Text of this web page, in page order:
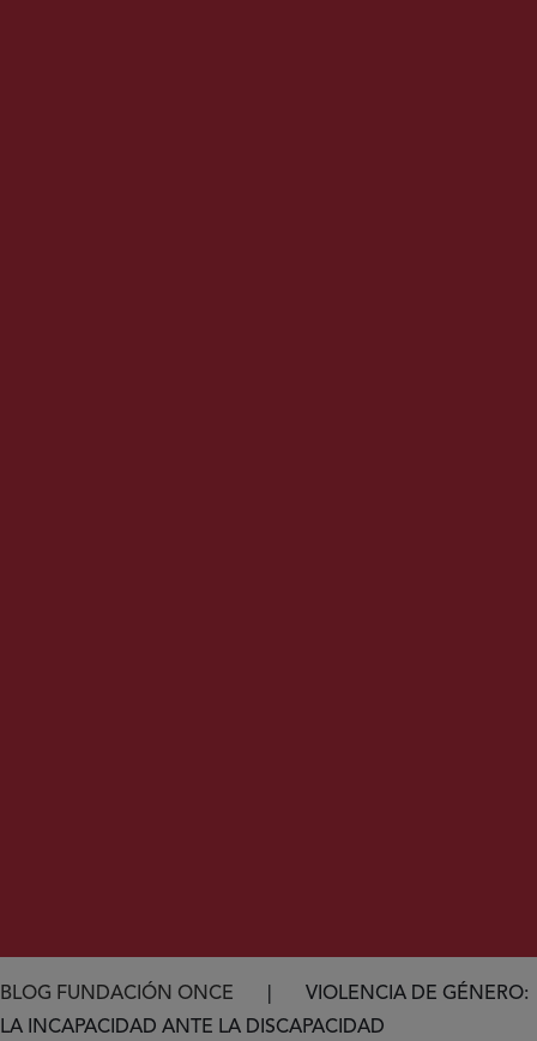
Ruta de navegación
BLOG FUNDACIÓN ONCE
VIOLENCIA DE GÉNERO:
LA INCAPACIDAD ANTE LA DISCAPACIDAD